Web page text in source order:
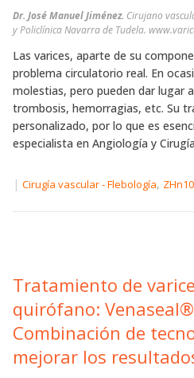
Dr. José Manuel Jiménez. Cirujano
y Policlínica Navarra de Tudela.
Las varices, aparte de su
problema circulatorio real. En
molestias, pero pueden dar lugar
trombosis, hemorragias, etc. Su
personalizado, por lo que es
especialista en Angiología y
| Cirugía vascular - Flebología,
Tratamiento de
quirófano:
Combinación de
mejorar los